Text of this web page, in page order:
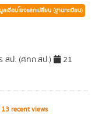
ลเชื่อมโยงแลกเปลี่ยน (ฐานทะเบียน)
สป. (ศทก.สป.)
21
13 recent views